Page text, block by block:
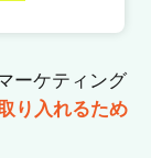
ーケティング
り入れるため